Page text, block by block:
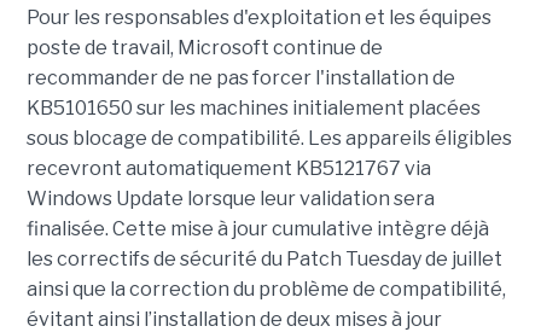
Pour les responsables d'exploitation et les équipes
poste de travail, Microsoft continue de
recommander de ne pas forcer l'installation de
KB5101650 sur les machines initialement placées
sous blocage de compatibilité. Les appareils éligibles
recevront automatiquement KB5121767 via
Windows Update lorsque leur validation sera
finalisée. Cette mise à jour cumulative intègre déjà
les correctifs de sécurité du Patch Tuesday de juillet
ainsi que la correction du problème de compatibilité,
évitant ainsi l’installation de deux mises à jour